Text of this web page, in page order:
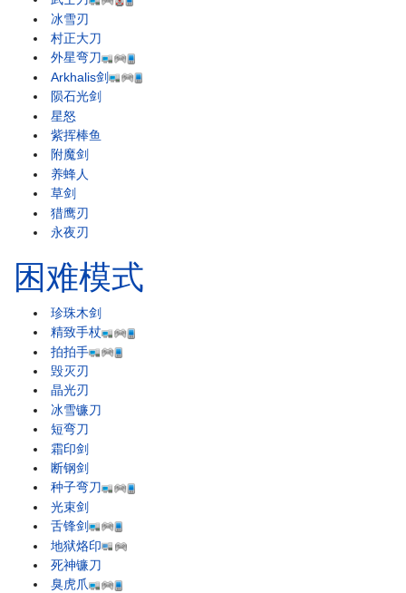
冰雪刃
村正大刀
外星弯刀
Arkhalis剑
陨石光剑
星怒
紫挥棒鱼
附魔剑
养蜂人
草剑
猎鹰刃
永夜刃
困难模式
珍珠木剑
精致手杖
拍拍手
毁灭刃
晶光刃
冰雪镰刀
短弯刀
霜印剑
断钢剑
种子弯刀
光束剑
舌锋剑
地狱烙印
死神镰刀
臭虎爪